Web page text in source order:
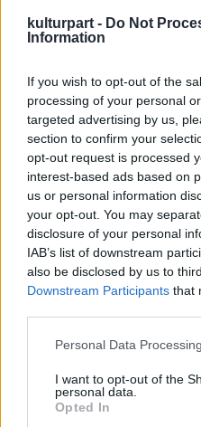
kulturpart - Do Not
Information
If you wish to opt-out of the
processing of your personal
targeted advertising by us,
section to confirm your
opt-out request is processed
interest-based ads based on
us or personal information
your opt-out. You may
disclosure of your personal
IAB’s list of downstream
also be disclosed by us to
Downstream Participants that
Please note that this website/
not limited to your visit or
grant or deny consent to
use your data for below
Personal Data
I want to opt-out of the
personal data.
Opted In
2012. 07. 10.|Kultúrpart
Hol az a fesztivál, ahol a sör
háromszáz forint, a
meleget pedig néha